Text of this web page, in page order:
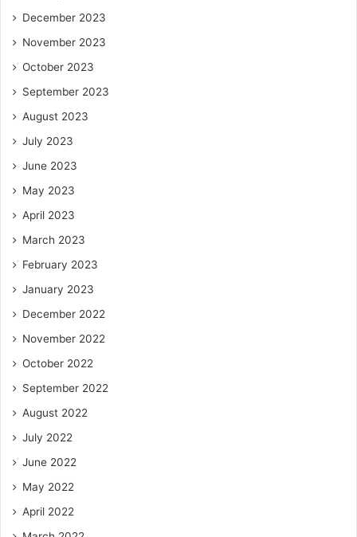
December 2023
November 2023
October 2023
September 2023
August 2023
July 2023
June 2023
May 2023
April 2023
March 2023
February 2023
January 2023
December 2022
November 2022
October 2022
September 2022
August 2022
July 2022
June 2022
May 2022
April 2022